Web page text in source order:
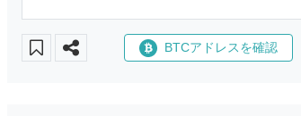
BTCアドレスを確認